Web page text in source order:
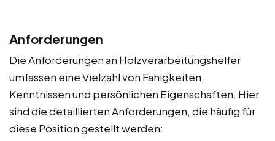
Anforderungen
Die Anforderungen an Holzverarbeitungshelfer
umfassen eine Vielzahl von Fähigkeiten,
Kenntnissen und persönlichen Eigenschaften. Hier
sind die detaillierten Anforderungen, die häufig für
diese Position gestellt werden: